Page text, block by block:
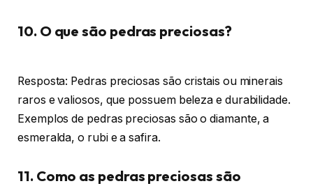
10. O que são pedras preciosas?
Resposta: Pedras preciosas são cristais ou minerais
raros e valiosos, que possuem beleza e durabilidade.
Exemplos de pedras preciosas são o diamante, a
esmeralda, o rubi e a safira.
11. Como as pedras preciosas são